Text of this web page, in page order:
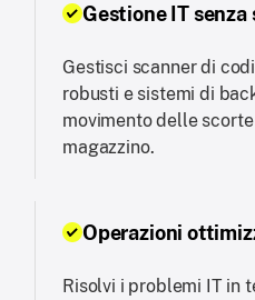
Gestione IT senza
Gestisci scanner di
robusti e sistemi di
movimento delle
magazzino.
Operazioni
Risolvi i problemi IT in